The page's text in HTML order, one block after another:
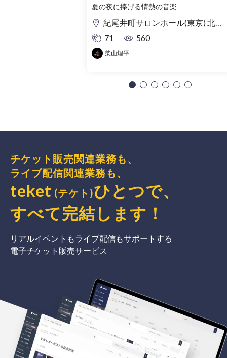
夏の夜に捧げる情熱の音楽
紀尾井町サロンホール(東京) 北ノ庄クラシックス(福井)
71
560
柴山煌平
チケット販売関連業務も、
ライブ配信関連業務も、
teket (テケト)ひとつで、
すべて完結 します ！
リアルイベントもライブ配信もサポートする
電子チケット販売サービス